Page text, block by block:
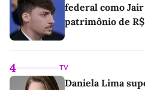
federal como
patrimônio de
4 TV
Daniela Lima